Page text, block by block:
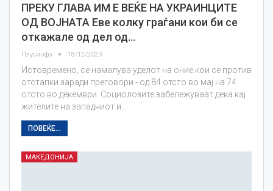
ПРЕКУ ГЛАВА ИМ Е ВЕЌЕ НА УКРАИНЦИТЕ
ОД ВОЈНАТА Еве колку граѓани кои би се
откажале од дел од…
Плусинфо 18/12/2023
Истовремено, се намалува уделот на оние кои се против
отстапки заради преговори - од 84 отсто во мај на 74
отсто во декември. Социолозите забележуваат дека кај
жителите на западниот и…
ПОВЕЌЕ...
МАКЕДОНИЈА